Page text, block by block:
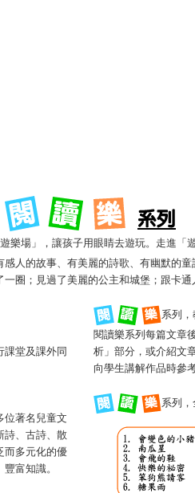
樂場」，讓孩子用眼睛去遊玩。走進「
感人的故事、有美麗的詩歌、有幽默的
一圈；見過了美麗的公主和城堡；跟卡
系列
課堂及課外同
閱讀樂系列每篇文章
析」部分，或介紹文
向學生講解作品時參
位著名兒童文
詩、古詩、散
而多元化的優
富知識。
系列